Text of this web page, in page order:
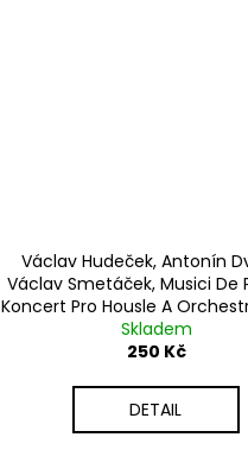
Václav Hudeček, Antonín
Václav Smetáček, Musici De
Koncert Pro Housle A
Op. 53 - Mazurek Pro
Orchestr E-Moll, Op. 49
Skladem
250 Kč
DETAIL